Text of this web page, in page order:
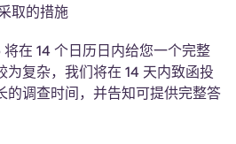
取的措施
在 14 个日历日内给您一个完整
为复杂，我们将在 14 天内致函投
的调查时间，并告知可提供完整答